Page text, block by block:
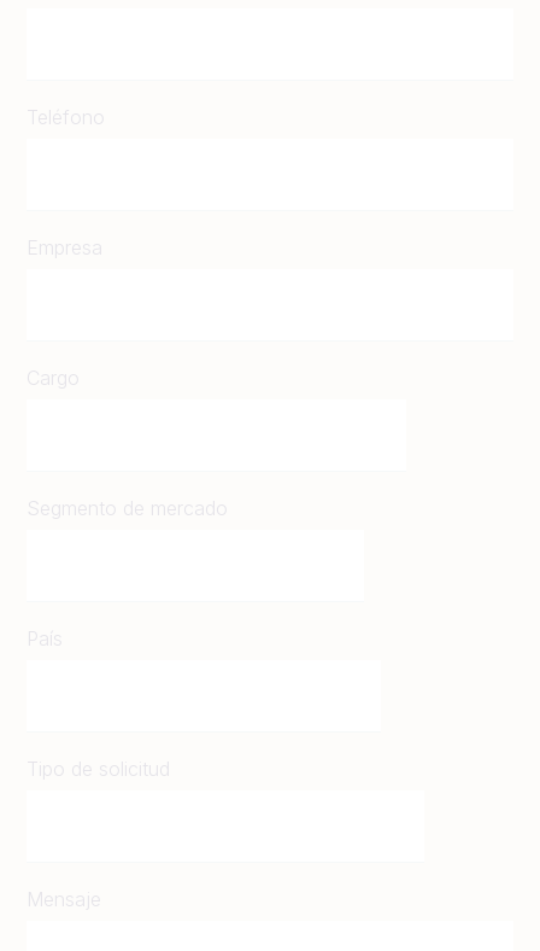
Teléfono
Empresa
Cargo
Segmento de mercado
País
Tipo de solicitud
Mensaje